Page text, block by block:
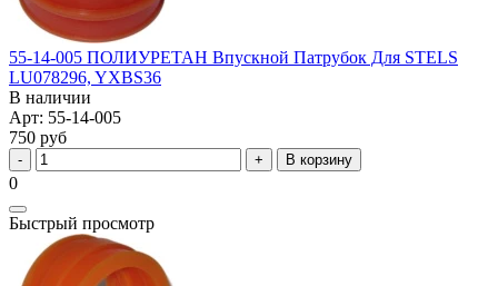
55-14-005 ПОЛИУРЕТАН Впускной Патрубок Для STELS
LU078296, YXBS36
В наличии
Арт: 55-14-005
750 руб
В корзину
0
Быстрый просмотр